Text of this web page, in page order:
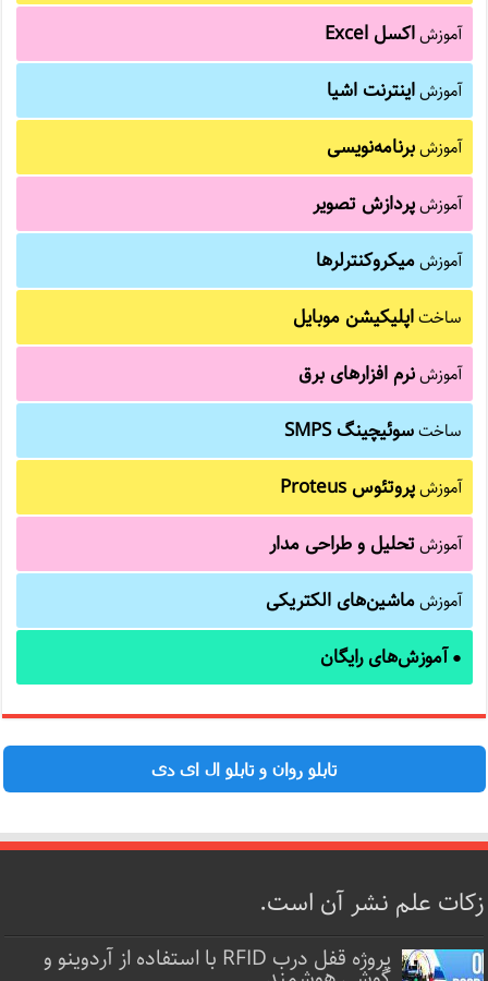
آموزشاکسل Excel
آموزشاینترنت اشیا
آموزشبرنامه‌نویسی
آموزشپردازش تصویر
آموزشمیکروکنترلرها
ساختاپلیکیشن موبایل
آموزشنرم افزارهای برق
ساختسوئیچینگ SMPS
آموزشپروتئوس Proteus
آموزشتحلیل و طراحی مدار
آموزشماشین‌های الکتریکی
●آموزش‌های رایگان
تابلو روان و تابلو ال ای دی
زکات علم نشر آن است.
پروژه قفل‌ درب RFID با استفاده از آردوینو و